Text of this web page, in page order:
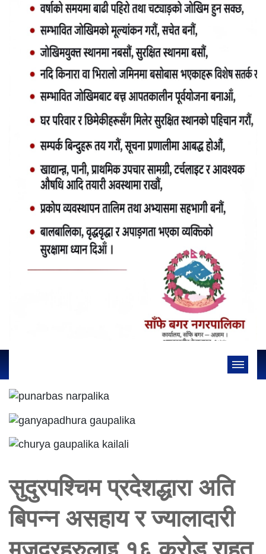
सुदुरपश्चिम प्रदेशद्धारा अति
बिपन्न असहाय र ज्यालादारी